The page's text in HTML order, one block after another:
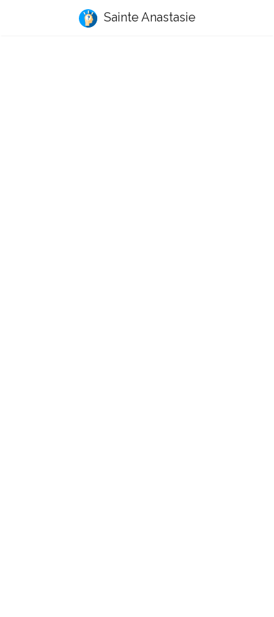
Sainte Anastasie